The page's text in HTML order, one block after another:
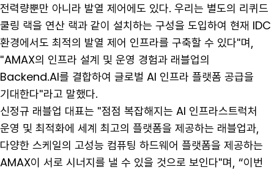
전력량뿐만 아니라 발열 제어에도 있다. 우리는 별도의 리퀴드
쿨링 랙을 연산 랙과 같이 설치하는 구성을 도입하여 현재 IDC
환경에서도 최적의 발열 제어 인프라를 구축할 수 있다"며,
"AMAX의 인프라 설계 및 운영 경험과 래블업의
Backend.AI를 결합하여 글로벌 AI 인프라 플랫폼 공급을
기대한다"라고 말했다.
신정규 래블업 대표는 "점점 복잡해지는 AI 인프라스트럭처
운영 및 최적화에 세계 최고의 플랫폼을 제공하는 래블업과,
다양한 스케일의 고성능 컴퓨팅 하드웨어 플랫폼을 제공하는
AMAX이 서로 시너지를 낼 수 있을 것으로 보인다"며, “이번